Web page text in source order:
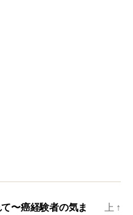
〜癌経験者の気ま 上 ↑